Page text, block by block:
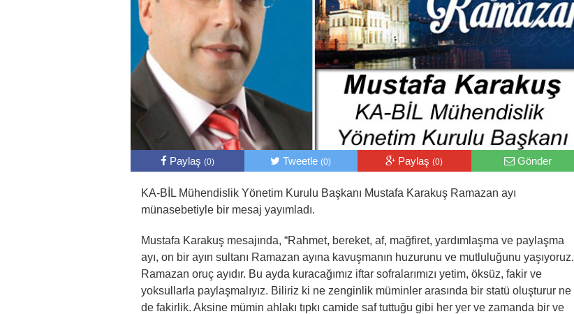
Paylaş (0) Tweetle(0) Paylaş(0) Gönder
KA-BİL Mühendislik Yönetim Kurulu Başkanı Mustafa Karakuş Ramazan ayı
münasebetiyle bir mesaj yayımladı.
Mustafa Karakuş mesajında, “Rahmet, bereket, af, mağfiret, yardımlaşma ve paylaşma
ayı, on bir ayın sultanı Ramazan ayına kavuşmanın huzurunu ve mutluluğunu yaşıyoruz.
Ramazan oruç ayıdır. Bu ayda kuracağımız iftar sofralarımızı yetim, öksüz, fakir ve
yoksullarla paylaşmalıyız. Biliriz ki ne zenginlik müminler arasında bir statü oluşturur ne
de fakirlik. Aksine mümin ahlakı tıpkı camide saf tuttuğu gibi her yer ve zamanda bir ve